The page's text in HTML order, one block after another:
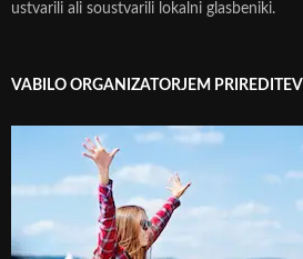
ustvarili ali soustvarili lokalni glasbeniki.
VABILO ORGANIZATORJEM PRIREDITEV